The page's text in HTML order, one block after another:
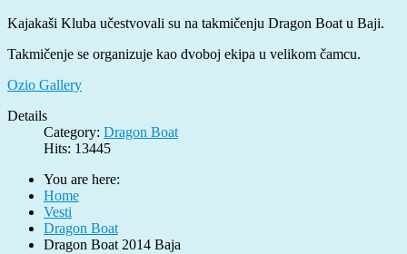
Kajakaši Kluba učestvovali su na takmičenju Dragon Boat u Baji.
Takmičenje se organizuje kao dvoboj ekipa u velikom čamcu.
Ozio Gallery
Details
Category: Dragon Boat
Hits: 13445
You are here:
Home
Vesti
Dragon Boat
Dragon Boat 2014 Baja